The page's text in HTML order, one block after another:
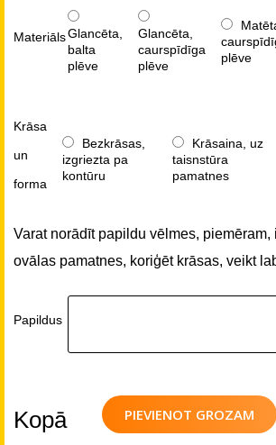
MateriālsGlancēta,
balta
plēve
Glancēta,
caurspīdīga
plēve
plēve
Krāsa
un
forma
Bezkrāsas,
izgriezta pa
kontūru
Krāsaina, uz
taisnstūra
pamatnes
Varat norādīt papildu vēlmes,
ovālas pamatnes, koriģēt krāsas, veikt
Papildus
PIEVIENOT GROZAM
Kopā